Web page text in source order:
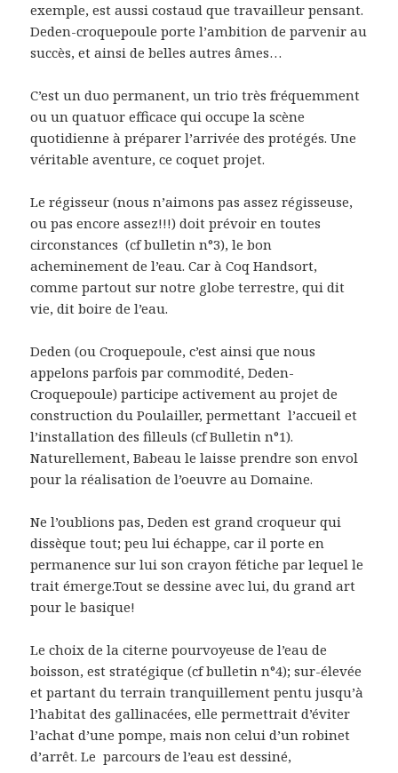
exemple, est aussi costaud que travailleur pensant.
Deden-croquepoule porte l’ambition de parvenir au
succès, et ainsi de belles autres âmes…
C’est un duo permanent, un trio très fréquemment
ou un quatuor efficace qui occupe la scène
quotidienne à préparer l’arrivée des protégés. Une
véritable aventure, ce coquet projet.
Le régisseur (nous n’aimons pas assez régisseuse,
ou pas encore assez!!!) doit prévoir en toutes
circonstances (cf bulletin n°3), le bon
acheminement de l’eau. Car à Coq Handsort,
comme partout sur notre globe terrestre, qui dit
vie, dit boire de l’eau.
Deden (ou Croquepoule, c’est ainsi que nous
appelons parfois par commodité, Deden-
Croquepoule) participe activement au projet de
construction du Poulailler, permettant l’accueil et
l’installation des filleuls (cf Bulletin n°1).
Naturellement, Babeau le laisse prendre son envol
pour la réalisation de l’oeuvre au Domaine.
Ne l’oublions pas, Deden est grand croqueur qui
dissèque tout; peu lui échappe, car il porte en
permanence sur lui son crayon fétiche par lequel le
trait émerge.Tout se dessine avec lui, du grand art
pour le basique!
Le choix de la citerne pourvoyeuse de l’eau de
boisson, est stratégique (cf bulletin n°4); sur-élevée
et partant du terrain tranquillement pentu jusqu’à
l’habitat des gallinacées, elle permettrait d’éviter
l’achat d’une pompe, mais non celui d’un robinet
d’arrêt. Le parcours de l’eau est dessiné,